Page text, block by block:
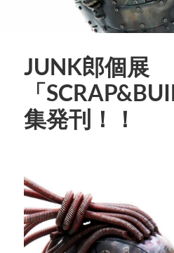
JUNK郎個展
「
集発刊！！